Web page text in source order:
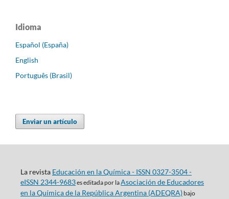
Idioma
Español (España)
English
Português (Brasil)
Enviar un artículo
La revista Educación en la Química - ISSN 0327-3504 -
eISSN 2344-9683es editada por laAsociación de Educadores
en la Química de la República Argentina (ADEQRA)bajo